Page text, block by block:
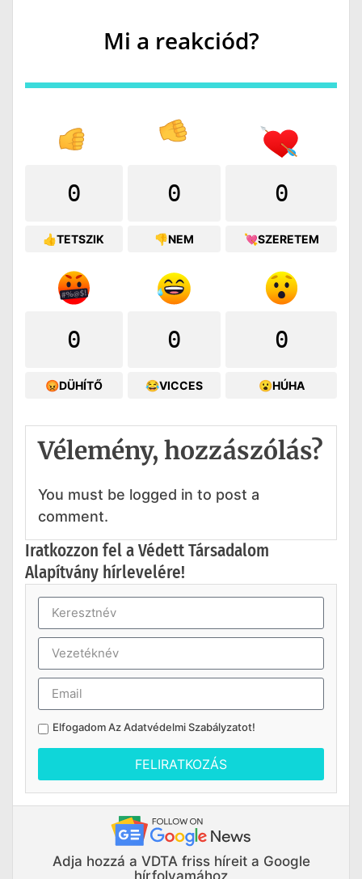
Mi a reakciód?
0
👍TETSZIK
0
👎NEM
0
💘SZERETEM
0
😡DÜHÍTŐ
0
😂VICCES
0
😮HÚHA
Vélemény, hozzászólás?
You must be logged in to post a
comment.
Iratkozzon fel a Védett Társadalom
Alapítvány hírlevelére!
Elfogadom AzAdatvédelmi Szabályzatot!
FELIRATKOZÁS
Adja hozzá a VDTA friss híreit a Google
hírfolyamához